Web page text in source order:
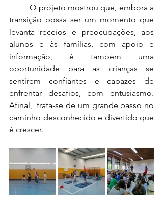
	O projeto mostrou que, embora a
transição possa ser um momento que
levanta receios e preocupações, aos
alunos e às famílias, com apoio e
informação, é também uma
oportunidade para as crianças se
sentirem confiantes e capazes de
enfrentar desafios, com entusiasmo.
Afinal,  trata-se de um grande passo no
caminho desconhecido e divertido que
é crescer.